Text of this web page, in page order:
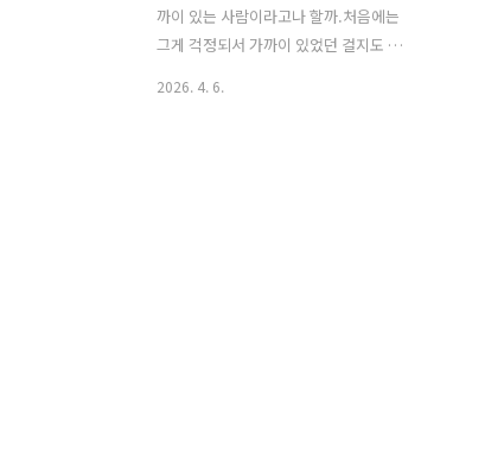
까이 있는 사람이라고나 할까.처음에는
그게 걱정되서 가까이 있었던 걸지도 몰
2026. 4. 6.